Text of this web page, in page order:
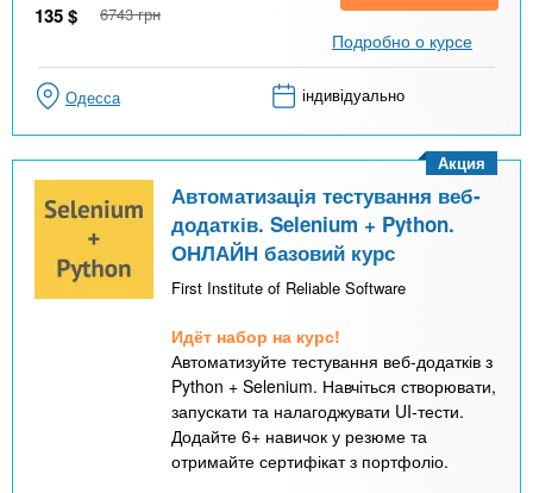
135$ 6743 грн
Подробно о курсе
Одесса індивідуально
Автоматизація тестування веб-
додатків. Selenium + Python.
ОНЛАЙН базовий курс
First Institute of Reliable Software
Идёт набор на курс!
Автоматизуйте тестування веб-додатків з
Python + Selenium. Навчіться створювати,
запускати та налагоджувати UI-тести.
Додайте 6+ навичок у резюме та
отримайте сертифікат з портфоліо.
Акция